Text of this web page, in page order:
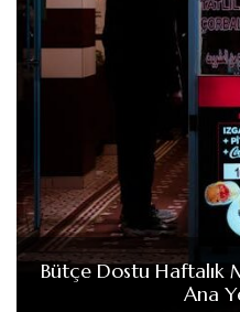
Bütçe Dostu Haftalık
Ana